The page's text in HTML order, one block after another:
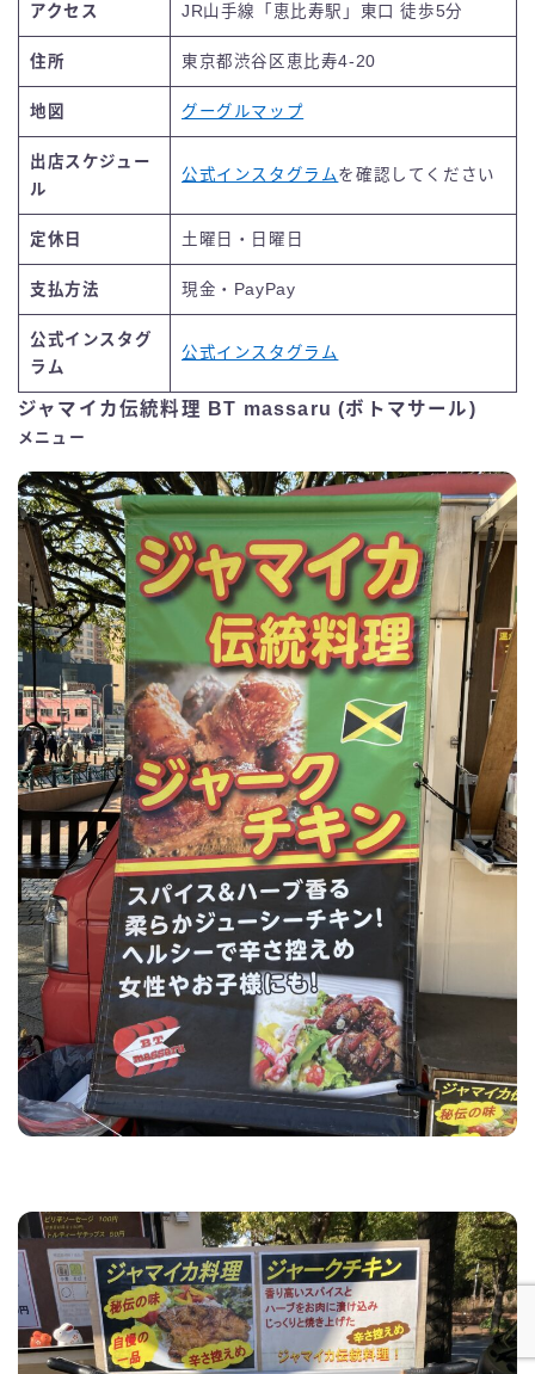
アクセス JR山手線「恵比寿駅」東口 徒歩5分
住所 東京都渋谷区恵比寿4-20
地図 グーグルマップ
出店スケジュー
ル
公式インスタグラムを確認してください
定休日 土曜日・日曜日
支払方法 現金・PayPay
公式インスタグ
ラム
公式インスタグラム
ジャマイカ伝統料理 BT massaru (ボトマサール)
メニュー